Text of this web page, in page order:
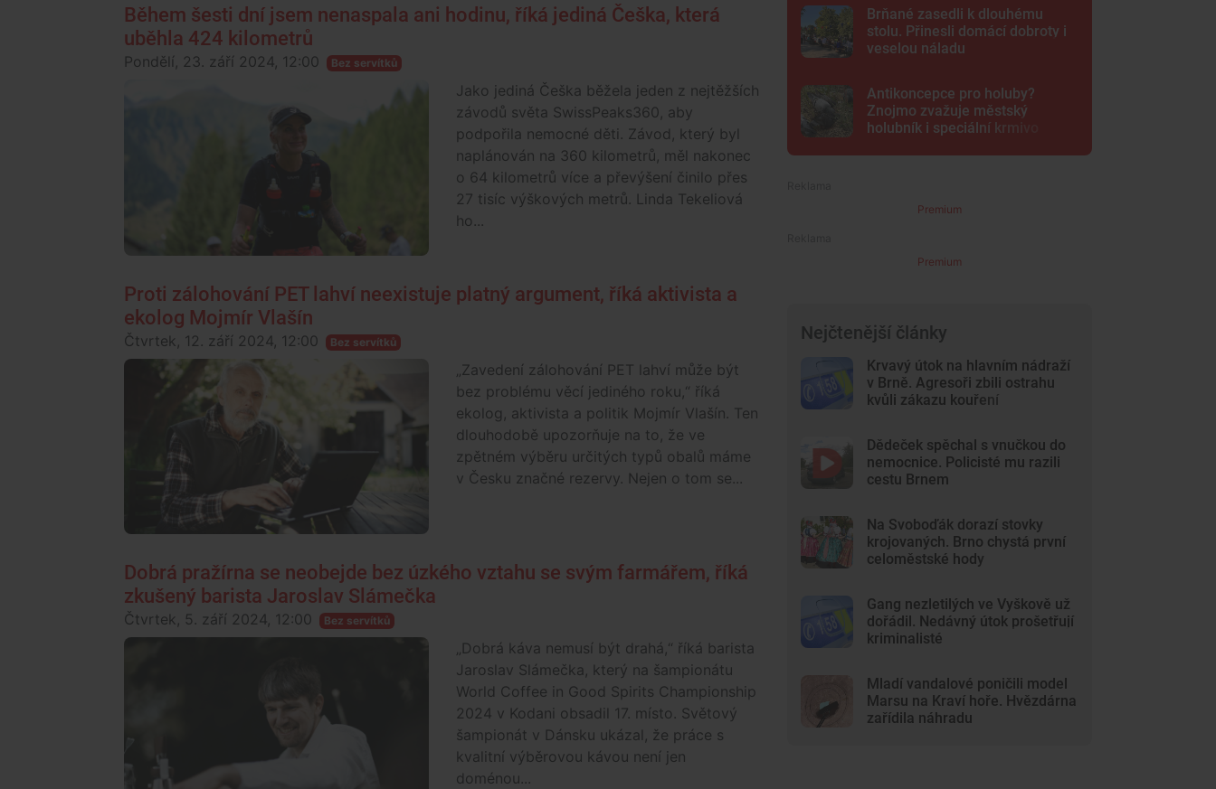
Během šesti dní jsem nenaspala ani hodinu, říká jediná Češka, která
uběhla 424 kilometrů
Pondělí, 23. září 2024, 12:00 Bez servítků
Jako jediná Češka běžela jeden z nejtěžších
závodů světa SwissPeaks360, aby
podpořila nemocné děti. Závod, který byl
naplánován na 360 kilometrů, měl nakonec
o 64 kilometrů více a převýšení činilo přes
27 tisíc výškových metrů. Linda Tekeliová
ho...
Proti zálohování PET lahví neexistuje platný argument, říká aktivista a
ekolog Mojmír Vlašín
Čtvrtek, 12. září 2024, 12:00 Bez servítků
„Zavedení zálohování PET lahví může být
bez problému věcí jediného roku,“ říká
ekolog, aktivista a politik Mojmír Vlašín. Ten
dlouhodobě upozorňuje na to, že ve
zpětném výběru určitých typů obalů máme
v Česku značné rezervy. Nejen o tom se...
Dobrá pražírna se neobejde bez úzkého vztahu se svým farmářem, říká
zkušený barista Jaroslav Slámečka
Čtvrtek, 5. září 2024, 12:00 Bez servítků
„Dobrá káva nemusí být drahá,“ říká barista
Jaroslav Slámečka, který na šampionátu
World Coffee in Good Spirits Championship
2024 v Kodani obsadil 17. místo. Světový
šampionát v Dánsku ukázal, že práce s
kvalitní výběrovou kávou není jen
doménou...
Brňané zasedli k dlouhému
stolu. Přinesli domácí dobroty i
veselou náladu
Antikoncepce pro holuby?
Znojmo zvažuje městský
holubník i speciální krmivo
Premium
Premium
Nejčtenější články
Krvavý útok na hlavním nádraží
v Brně. Agresoři zbili ostrahu
kvůli zákazu kouření
Dědeček spěchal s vnučkou do
nemocnice. Policisté mu razili
cestu Brnem
Na Svoboďák dorazí stovky
krojovaných. Brno chystá první
celoměstské hody
Gang nezletilých ve Vyškově už
dořádil. Nedávný útok prošetřují
kriminalisté
Mladí vandalové poničili model
Marsu na Kraví hoře. Hvězdárna
zařídila náhradu